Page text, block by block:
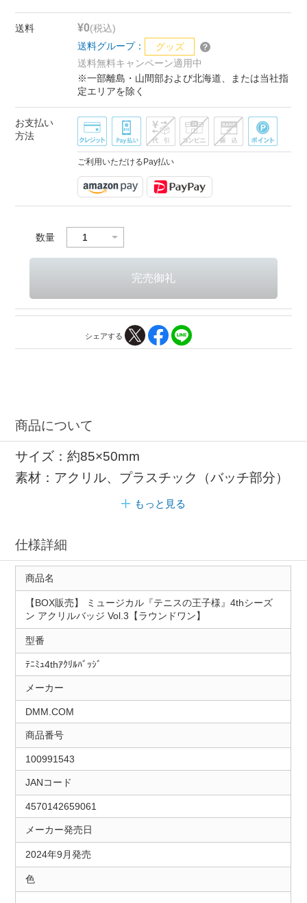
送料 ¥0(税込)
送料グループ：
グッズ
送料無料キャンペーン適用中
※一部離島・山間部および北海道、または当社指
定エリアを除く
お支払い
方法
ご利用いただけるPay払い
数量
シェアする
商品について
サイズ：約85×50mm
素材：アクリル、プラスチック（バッチ部分）
もっと見る
仕様詳細
商品名
【BOX販売】 ミュージカル『テニスの王子様』4thシーズ
ン アクリルバッジ Vol.3【ラウンドワン】
型番
ﾃﾆﾐｭ4thｱｸﾘﾙﾊﾞｯｼﾞ
メーカー
DMM.COM
商品番号
100991543
JANコード
4570142659061
メーカー発売日
2024年9月発売
色